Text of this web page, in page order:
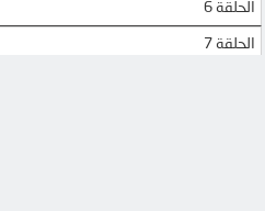
الحلقة 6
الحلقة 7